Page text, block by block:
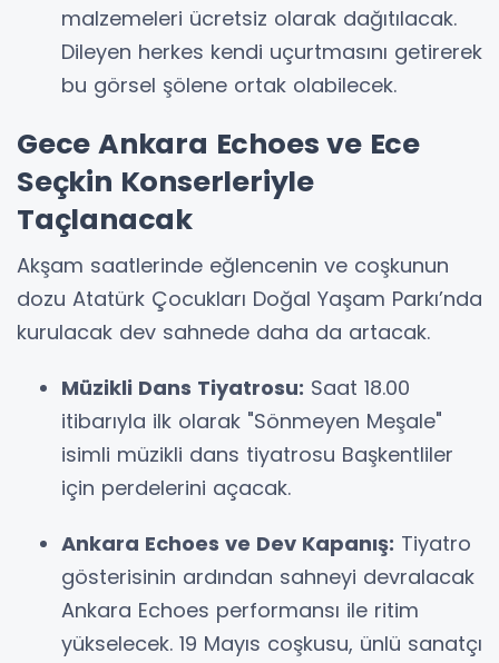
malzemeleri ücretsiz olarak dağıtılacak.
Dileyen herkes kendi uçurtmasını getirerek
bu görsel şölene ortak olabilecek.
Gece Ankara Echoes ve Ece
Seçkin Konserleriyle
Taçlanacak
Akşam saatlerinde eğlencenin ve coşkunun
dozu Atatürk Çocukları Doğal Yaşam Parkı’nda
kurulacak dev sahnede daha da artacak.
Müzikli Dans Tiyatrosu: Saat 18.00
itibarıyla ilk olarak "Sönmeyen Meşale"
isimli müzikli dans tiyatrosu Başkentliler
için perdelerini açacak.
Ankara Echoes ve Dev Kapanış: Tiyatro
gösterisinin ardından sahneyi devralacak
Ankara Echoes performansı ile ritim
yükselecek. 19 Mayıs coşkusu, ünlü sanatçı